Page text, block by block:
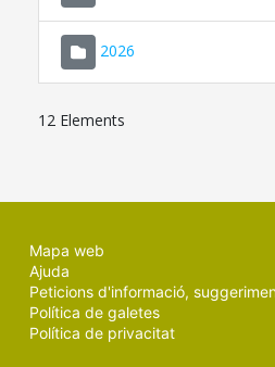
2026
12 Elements
Mapa web
Ajuda
Peticions d'informació,
Política de galetes
Política de privacitat